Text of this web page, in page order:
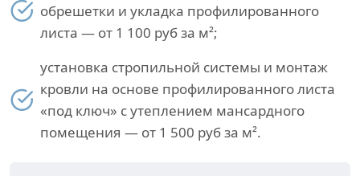
обрешетки и укладка профилированного
листа — от 1 100 руб за м²;
установка стропильной системы и монтаж
кровли на основе профилированного листа
«под ключ» с утеплением мансардного
помещения — от 1 500 руб за м².